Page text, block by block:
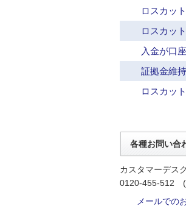
ロスカッ
ロスカッ
入金が口
証拠金維
ロスカッ
各種お問い合
カスタマーデスク
0120-455-512
メールでの